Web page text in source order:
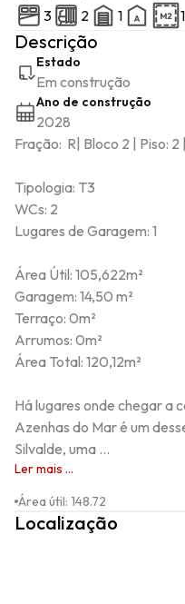
3
2 1
Descrição
Estado
Em construção
Ano de construção
2028
Fração:  R| Bloco 2 | Piso:
Tipologia: T3
WCs: 2
Lugares de Garagem: 1
Área Útil: 105,622m²
Garagem: 14,50 m²
Terraço: 0m²
Arrumos: 0m²
Área Total: 120,12m²
Há lugares onde chegar a
Azenhas do Mar é um
Silvalde, uma ...
Ler mais ...
Área útil: 148.72
Localização